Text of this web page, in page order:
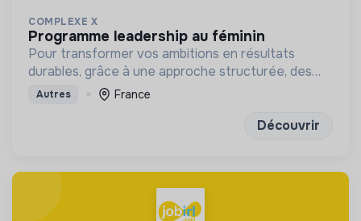
COMPLEXE X
programme leadership au féminin
Pour transformer vos ambitions en résultats
durables, grâce à une approche structurée, des
outils concrets et des exercices de réflexion
Autres France
Découvrir